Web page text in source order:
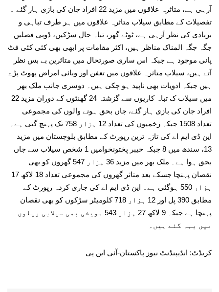
آرہی ہے، متاثرہ علاقوں میں مزید 22 افراد جان کی بازی ہار گئے ۔
تفصیلات کے مطابق سیلاب متاثرہ علاقوں میں ہر طرف تباہی و
بربادی کی نظر آرہی ہے، ٹوٹے گھر، تباہ حال سڑکیں، ڈوبی فصلیں
جگہ جگہ المناک مناظر ہیں، اکثر مقامات پر ابھی بھی کئی کئی فٹ
پانی موجود ہے جبکہ اس ساری صورتحال میں متاثرین بے بس نظر
آتے ہیں، سیلاب متاثرہ علاقوں میں تعفن اور وبائی امراض پھوٹ پڑے
ہیں جبکہ ادویات بھی ناپید ہو چکی ہیں۔ دوسری جانب ملک بھر
میں سیلاب ک تباہ کاریوں سے گزشتہ 24 گھنٹوں کے دوران مزید 22
افراد جان کی بازی ہار گئے، جاں بحق ہونے والوں کی مجموعی
تعداد 1508 جبکہ زخمیوں کی تعداد 12 ہزار 758 تک پہنچ گئی ہے۔
این ڈی ایم اے کی تازہ ترین رپورٹ کے مطابق بلوچستان میں مزید
13، سندھ میں 8 جبکہ خیبر پختونخوامیں 1 شخص سیلاب سے جاں
بحق ہوا ہے۔ ملک بھر میں مزید 36 ہزار 547 گھروں کو بھی
نقصان پہنچا جسکے بعد متاثر گھروں کی مجموعی تعداد 18 لاکھ 17
ہزار 550 ہوگئی ہے۔ این ڈی ایم اے کی جاری کردہ رپورٹ کے
مطابق 390 پل اور 12 ہزار 718 کلومیٹر سڑکوں کو بھی نقصان
پہنچا ہے جبکہ 9 لاکھ 27 ہزار 543 مویشی بھی سیلابی ریلوں
میں بہہ گئے ہیں۔
کریڈٹ: انڈیپنڈنٹ نیوز پاکستان-آئی این پی